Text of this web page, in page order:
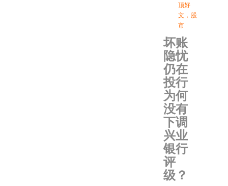
顶好
文 ， 股
市
坏账
隐忧
仍在
投行
为何
没有
下调
兴业
银行
评
级？